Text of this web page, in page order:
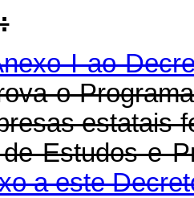
I ao
o
estatais
Estudos e
a este